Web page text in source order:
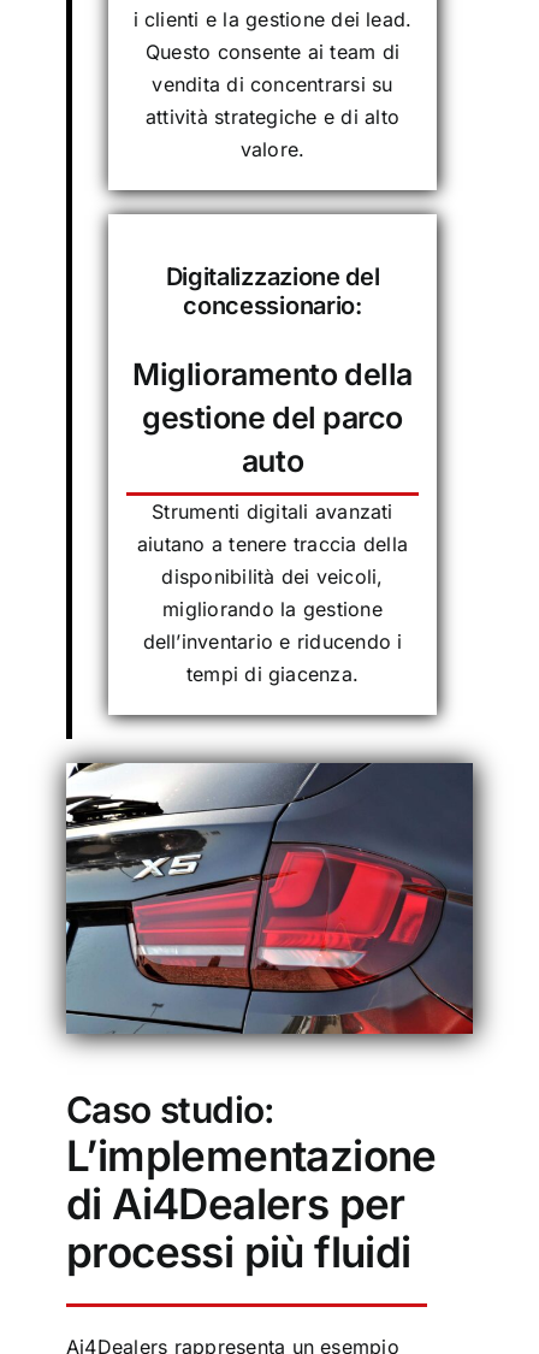
i clienti e la gestione dei lead.
Questo consente ai team di
vendita di concentrarsi su
attività strategiche e di alto
valore.
Digitalizzazione del
concessionario:
Miglioramento della
gestione del parco
auto
Strumenti digitali avanzati
aiutano a tenere traccia della
disponibilità dei veicoli,
migliorando la gestione
dell’inventario e riducendo i
tempi di giacenza.
Caso studio:
L’implementazione
di Ai4Dealers per
processi più fluidi
Ai4Dealers rappresenta un esempio